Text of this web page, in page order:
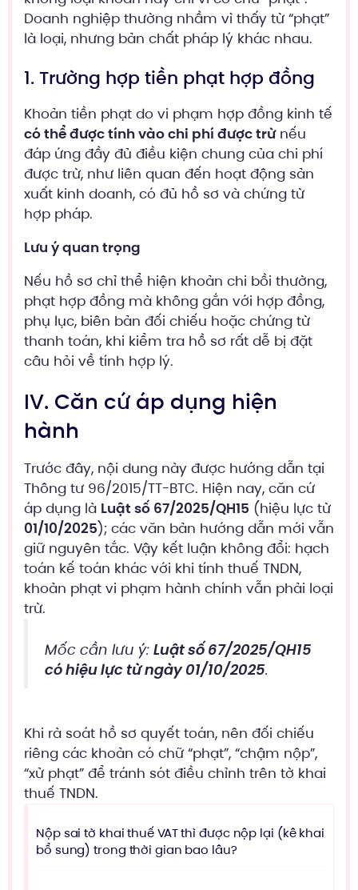
Doanh nghiệp thường nhầm vì thấy từ “phạt”
là loại, nhưng bản chất pháp lý khác nhau.
1. Trường hợp tiền phạt hợp đồng
Khoản tiền phạt do vi phạm hợp đồng kinh tế
có thể được tính vào chi phí được trừnếu
đáp ứng đầy đủ điều kiện chung của chi phí
được trừ, như liên quan đến hoạt động sản
xuất kinh doanh, có đủ hồ sơ và chứng từ
hợp pháp.
Lưu ý quan trọng
Nếu hồ sơ chỉ thể hiện khoản chi bồi thường,
phạt hợp đồng mà không gắn với hợp đồng,
phụ lục, biên bản đối chiếu hoặc chứng từ
thanh toán, khi kiểm tra hồ sơ rất dễ bị đặt
câu hỏi về tính hợp lý.
IV. Căn cứ áp dụng hiện
hành
Trước đây, nội dung này được hướng dẫn tại
Thông tư 96/2015/TT-BTC. Hiện nay, căn cứ
áp dụng là Luật số 67/2025/QH15 (hiệu lực từ
01/10/2025); các văn bản hướng dẫn mới vẫn
giữ nguyên tắc. Vậy kết luận không đổi: hạch
toán kế toán khác với khi tính thuế TNDN,
khoản phạt vi phạm hành chính vẫn phải loại
trừ.
Mốc cần lưu ý: Luật số 67/2025/QH15
có hiệu lực từ ngày 01/10/2025.
Khi rà soát hồ sơ quyết toán, nên đối chiếu
riêng các khoản có chữ “phạt”, “chậm nộp”,
“xử phạt” để tránh sót điều chỉnh trên tờ khai
thuế TNDN.
Nộp sai tờ khai thuế VAT thì được nộp lại (kê khai
bổ sung) trong thời gian bao lâu?